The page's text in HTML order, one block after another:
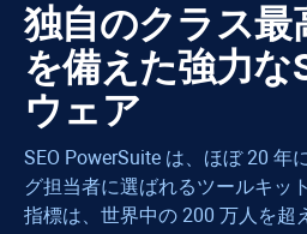
独自のクラス最
を備えた強力な
ウェア
SEO PowerSuite は、ほぼ 20 年
グ担当者に選ばれるツールキッ
指標は、世界中の 200 万人を超